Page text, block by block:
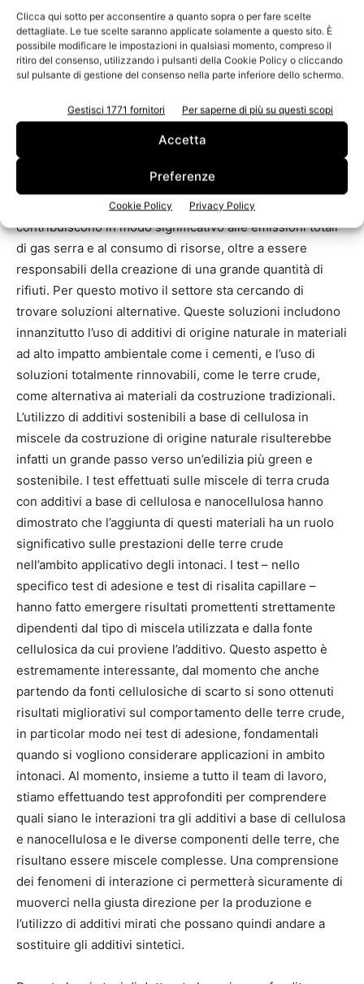
Clicca qui sotto per acconsentire a quanto sopra o per fare scelte
dettagliate. Le tue scelte saranno applicate solamente a questo sito. È
possibile modificare le impostazioni in qualsiasi momento, compreso il
ritiro del consenso, utilizzando i pulsanti della Cookie Policy o cliccando
sul pulsante di gestione del consenso nella parte inferiore dello schermo.
Gestisci 1771 fornitori Per saperne di più su questi scopi
Accetta
Preferenze
Cookie Policy Privacy Policy
i benefici della scelta fatta.
Le applicazioni: dalla bio-edilizia alla sintesi di materiali
nanostrutturati
Le nanofibre ottenute dai processi produttivi
precedentemente descritti e caratterizzate da analisi di
LCA sono state utilizzate per diverse applicazioni, tra cui
il settore della bio-edilizia. In termini di impatto
ambientale, i materiali da costruzione tradizionali
contribuiscono in modo significativo alle emissioni totali
di gas serra e al consumo di risorse, oltre a essere
responsabili della creazione di una grande quantità di
rifiuti. Per questo motivo il settore sta cercando di
trovare soluzioni alternative. Queste soluzioni includono
innanzitutto l’uso di additivi di origine naturale in materiali
ad alto impatto ambientale come i cementi, e l’uso di
soluzioni totalmente rinnovabili, come le terre crude,
come alternativa ai materiali da costruzione tradizionali.
L’utilizzo di additivi sostenibili a base di cellulosa in
miscele da costruzione di origine naturale risulterebbe
infatti un grande passo verso un’edilizia più green e
sostenibile. I test effettuati sulle miscele di terra cruda
con additivi a base di cellulosa e nanocellulosa hanno
dimostrato che l’aggiunta di questi materiali ha un ruolo
significativo sulle prestazioni delle terre crude
nell’ambito applicativo degli intonaci. I test – nello
specifico test di adesione e test di risalita capillare –
hanno fatto emergere risultati promettenti strettamente
dipendenti dal tipo di miscela utilizzata e dalla fonte
cellulosica da cui proviene l’additivo. Questo aspetto è
estremamente interessante, dal momento che anche
partendo da fonti cellulosiche di scarto si sono ottenuti
risultati migliorativi sul comportamento delle terre crude,
in particolar modo nei test di adesione, fondamentali
quando si vogliono considerare applicazioni in ambito
intonaci. Al momento, insieme a tutto il team di lavoro,
stiamo effettuando test approfonditi per comprendere
quali siano le interazioni tra gli additivi a base di cellulosa
e nanocellulosa e le diverse componenti delle terre, che
risultano essere miscele complesse. Una comprensione
dei fenomeni di interazione ci permetterà sicuramente di
muoverci nella giusta direzione per la produzione e
l’utilizzo di additivi mirati che possano quindi andare a
sostituire gli additivi sintetici.